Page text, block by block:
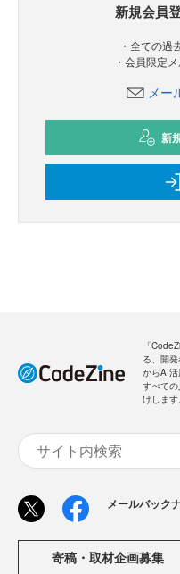
新規会員
・全ての過
・会員限定
メー
新
「
る、開
からAI
すべて
けします。
メールバック
寄稿・取材企画募集